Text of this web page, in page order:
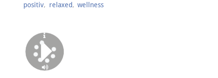
positiv, relaxed, wellness